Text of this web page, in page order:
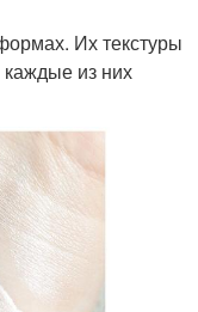
Их текстуры
из них